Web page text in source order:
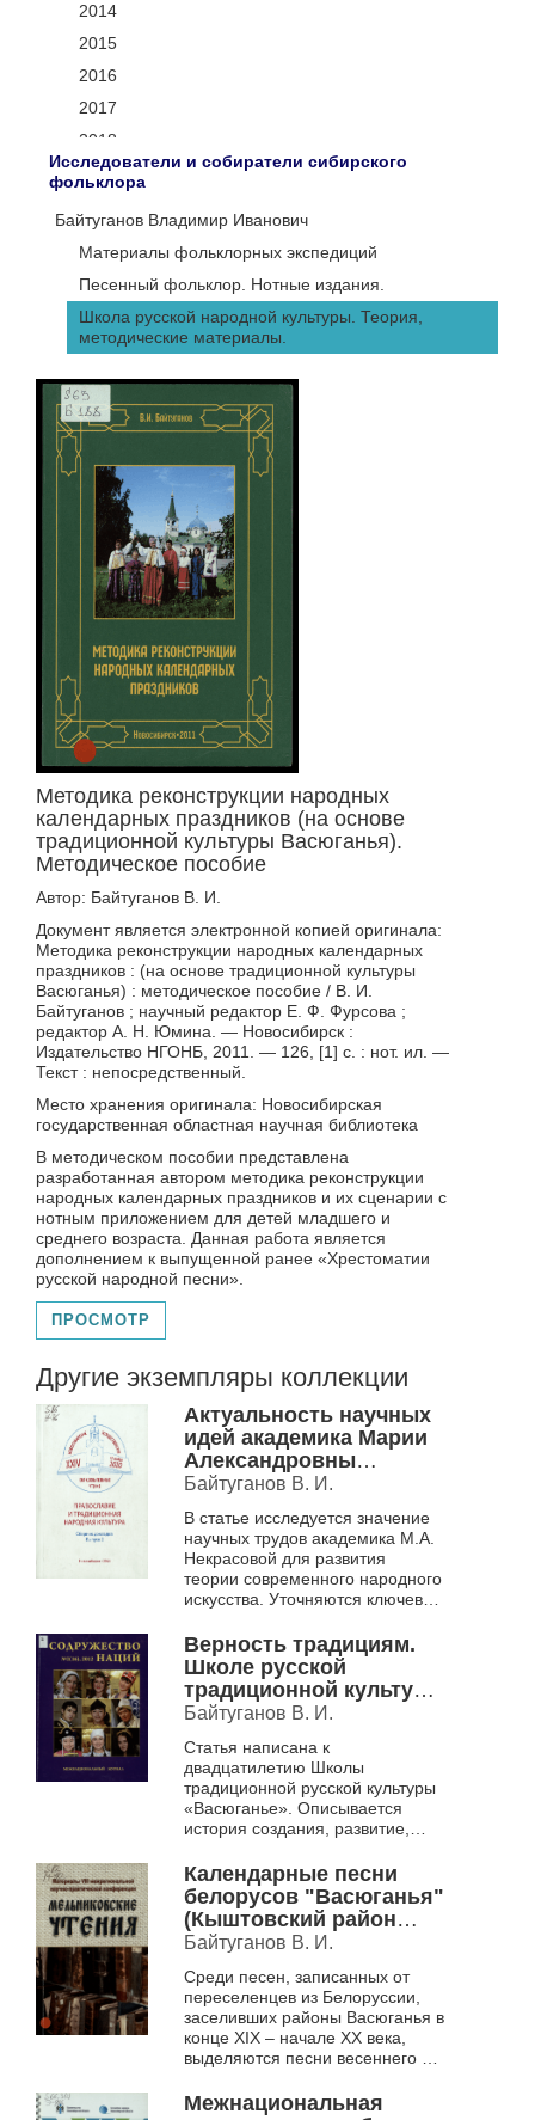
2014
2015
2016
2017
2018
2019
2023
2024
Исследователи и собиратели сибирского
фольклора
Байтуганов Владимир Иванович
Материалы фольклорных экспедиций
Песенный фольклор. Нотные издания.
Школа русской народной культуры. Теория,
методические материалы.
Методика реконструкции народных
календарных праздников (на основе
традиционной культуры Васюганья).
Методическое пособие
Автор: Байтуганов В. И.
Документ является электронной копией оригинала:
Методика реконструкции народных календарных
праздников : (на основе традиционной культуры
Васюганья) : методическое пособие / В. И.
Байтуганов ; научный редактор Е. Ф. Фурсова ;
редактор А. Н. Юмина. — Новосибирск :
Издательство НГОНБ, 2011. — 126, [1] с. : нот. ил. —
Текст : непосредственный.
Место хранения оригинала: Новосибирская
государственная областная научная библиотека
В методическом пособии представлена
разработанная автором методика реконструкции
народных календарных праздников и их сценарии с
нотным приложением для детей младшего и
среднего возраста. Данная работа является
дополнением к выпущенной ранее «Хрестоматии
русской народной песни».
ПРОСМОТР
Другие экземпляры коллекции
Актуальность научных
идей академика Марии
Александровны
Некрасовой для
развития современной
теории народной
художественной
культуры
Байтуганов В. И.
В статье исследуется значение
научных трудов академика М.А.
Некрасовой для развития
теории современного народного
искусства. Уточняются ключевые
концепт», «народный
художеств...
Верность традициям.
Школе русской
традиционной культуры
"Васюганье" 20 лет.
Байтуганов В. И.
Статья написана к
двадцатилетию Школы
традиционной русской культуры
«Васюганье». Описывается
история создания, развитие,
цели, задачи, процесс обучения,
формы функционировани...
Календарные песни
белорусов "Васюганья"
(Кыштовский район
Новосибирской
области). [записаны в
1995 г.]
Байтуганов В. И.
Среди песен, записанных от
переселенцев из Белоруссии,
заселивших районы Васюганья в
конце XIX – начале XX века,
выделяются песни весеннего и
которые удалось записать в
Межнациональная